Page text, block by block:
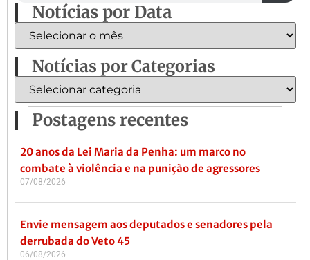
Notícias por Data
Notícias por Categorias
Postagens recentes
20 anos da Lei Maria da Penha: um marco no
combate à violência e na punição de agressores
07/08/2026
Envie mensagem aos deputados e senadores pela
derrubada do Veto 45
06/08/2026